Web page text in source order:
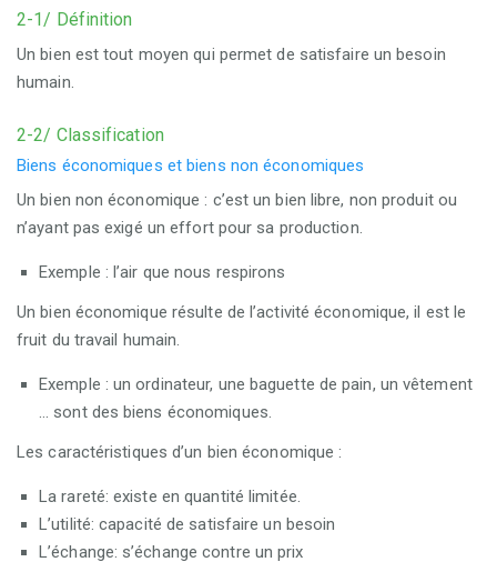
2-1/ Définition
Un bien est tout moyen qui permet de satisfaire un besoin
humain.
2-2/ Classification
Biens économiques et biens non économiques
Un bien non économique : c’est un bien libre, non produit ou
n’ayant pas exigé un effort pour sa production.
Exemple : l’air que nous respirons
Un bien économique résulte de l’activité économique, il est le
fruit du travail humain.
Exemple : un ordinateur, une baguette de pain, un vêtement
… sont des biens économiques.
Les caractéristiques d’un bien économique :
La rareté: existe en quantité limitée.
L’utilité: capacité de satisfaire un besoin
L’échange: s’échange contre un prix